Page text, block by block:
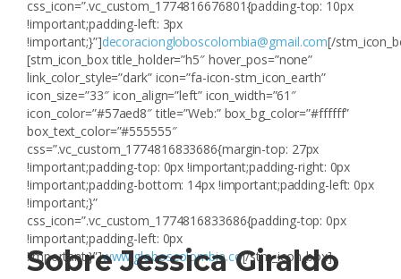
css_icon=”.vc_custom_1774816676801{padding-top: 10px
!important;padding-left: 3px
!important;}”]decoraciongloboscolombia@gmail.com[/
[stm_icon_box title_holder=”h5″ hover_pos=”none”
link_color_style=”dark” icon=”fa-icon-stm_icon_earth”
icon_size=”33″ icon_align=”left” icon_width=”61″
icon_color=”#57aed8″ title=”Web:” box_bg_color=”#ffffff”
box_text_color=”#555555″
css=”.vc_custom_1774816833686{margin-top: 27px
!important;padding-top: 0px !important;padding-right: 0px
!important;padding-bottom: 14px !important;padding-left: 0px
!important;}”
css_icon=”.vc_custom_1774816833686{padding-top: 0px
!important;padding-left: 0px
!important;}”]www.globoscolombia.co[/stm_icon_box]
Sobre Jessica Giraldo